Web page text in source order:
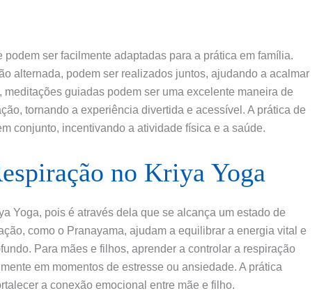
ser facilmente adaptadas para a prática em família.
alternada, podem ser realizados juntos, ajudando a acalmar
guiadas podem ser uma excelente maneira de
tornando a experiência divertida e acessível. A prática de
conjunto, incentivando a atividade física e a saúde.
no Kriya Yoga
Yoga, pois é através dela que se alcança um estado de
como o Pranayama, ajudam a equilibrar a energia vital e
Para mães e filhos, aprender a controlar a respiração
em momentos de estresse ou ansiedade. A prática
a conexão emocional entre mãe e filho.